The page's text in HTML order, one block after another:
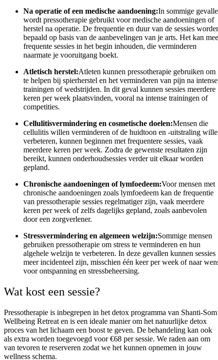
Na operatie of een medische aandoening:In sommige
wordt pressotherapie gebruikt voor medische aandoeningen of
herstel na operatie. De frequentie en duur van de sessies
bepaald op basis van de aanbevelingen van je arts. Het kan
frequente sessies in het begin inhouden, die verminderen
naarmate je vooruitgang boekt.
Atletisch herstel:Atleten kunnen pressotherapie gebruiken om
te helpen bij spierherstel en het verminderen van pijn na intense
trainingen of wedstrijden. In dit geval kunnen sessies meerdere
keren per week plaatsvinden, vooral na intense trainingen of
competities.
Cellulitisvermindering en cosmetische doelen:Mensen die
cellulitis willen verminderen of de huidtoon en -uitstraling
verbeteren, kunnen beginnen met frequentere sessies, vaak
meerdere keren per week. Zodra de gewenste resultaten zijn
bereikt, kunnen onderhoudsessies verder uit elkaar worden
gepland.
Chronische aandoeningen of lymfoedeem:Voor mensen met
chronische aandoeningen zoals lymfoedeem kan de frequentie
van pressotherapie sessies regelmatiger zijn, vaak meerdere
keren per week of zelfs dagelijks gepland, zoals aanbevolen
door een zorgverlener.
Stressvermindering en algemeen welzijn:Sommige mensen
gebruiken pressotherapie om stress te verminderen en hun
algehele welzijn te verbeteren. In deze gevallen kunnen sessies
meer incidenteel zijn, misschien één keer per week of naar
voor ontspanning en stressbeheersing.
Wat kost een sessie?
Pressotherapie is inbegrepen in het detox programma van Shanti-Som
Wellbeing Retreat en is een ideale manier om het natuurlijke detox
proces van het lichaam een boost te geven. De behandeling kan ook
als extra worden toegevoegd voor €68 per sessie. We raden aan om
van tevoren te reserveren zodat we het kunnen opnemen in jouw
wellness schema.